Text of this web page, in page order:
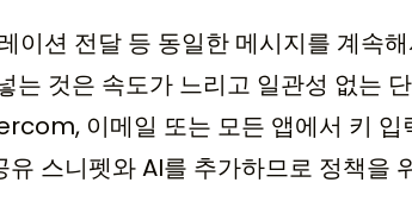
이션 전달 등 동일한 메시지를 계속
것은 속도가 느리고 일관성 없는
이메일 또는 모든 앱에서 키 입
스니펫와 AI를 추가하므로 정책을